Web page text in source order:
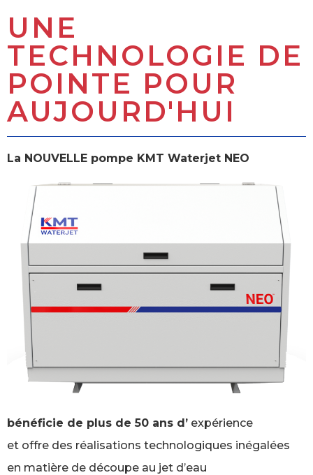
UNE
TECHNOLOGIE DE
POINTE POUR
AUJOURD'HUI
La NOUVELLE pompe KMT Waterjet NEO
bénéficie de plus de 50 ans d’ expérience
et offre des réalisations technologiques inégalées
en matière de découpe au jet d’eau